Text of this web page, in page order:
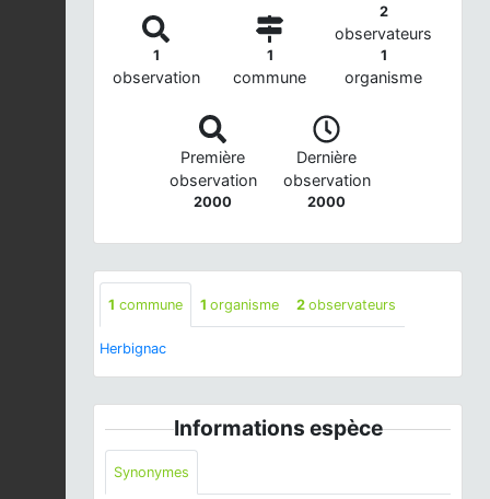
1
observation
1
commune
2
observateurs
1
organisme
Première
observation
2000
Dernière
observation
2000
1 commune 1 organisme 2 observateurs
Herbignac
Informations espèce
Synonymes